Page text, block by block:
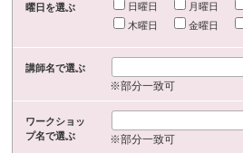
曜日を選ぶ 日曜日 月曜日
木曜日
金曜日
講師名で選ぶ
※部分一致可
ワークショッ
プ名で選ぶ
※部分一致可